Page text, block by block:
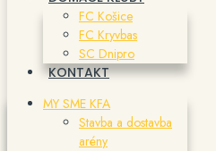
FC Košice
FC Kryvbas
SC Dnipro
KONTAKT
MY SME KFA
Stavba a dostavba
arény